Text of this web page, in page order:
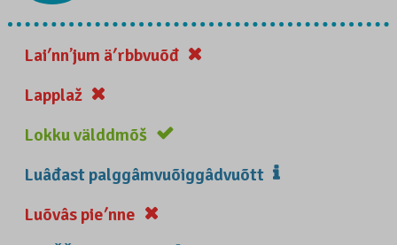
Laiʹnnʼjum äʹrbbvuõđ
Lapplaž
Lokku välddmõš
Luâđast palggâmvuõiggâdvuõtt
Luõvâs pieʹnne